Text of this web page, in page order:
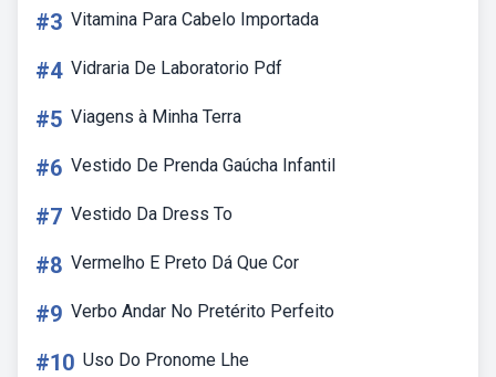
#3 Vitamina Para Cabelo Importada
#4 Vidraria De Laboratorio Pdf
#5 Viagens à Minha Terra
#6 Vestido De Prenda Gaúcha Infantil
#7 Vestido Da Dress To
#8 Vermelho E Preto Dá Que Cor
#9 Verbo Andar No Pretérito Perfeito
#10 Uso Do Pronome Lhe